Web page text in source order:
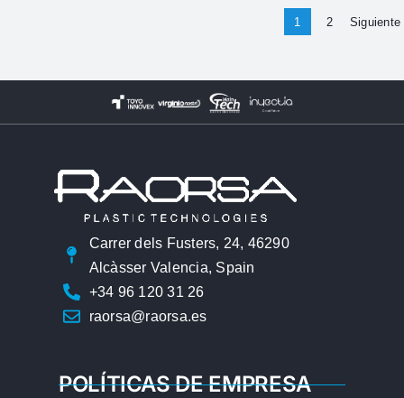
1 2 Siguiente
Carrer dels Fusters, 24, 46290
Alcàsser Valencia, Spain
+34 96 120 31 26
raorsa@raorsa.es
POLÍTICAS DE EMPRESA